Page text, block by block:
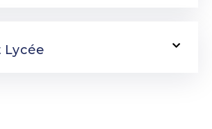
Lycée